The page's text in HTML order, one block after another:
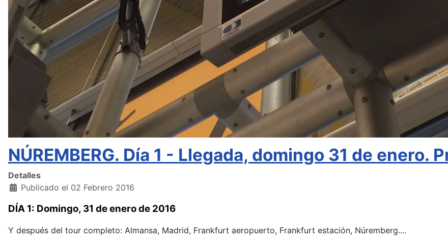
NÚREMBERG. Día 1 - Llegada, domingo 31 de enero.
Detalles
Publicado el 02 Febrero 2016
DÍA 1: Domingo, 31 de enero de 2016
Y después del tour completo: Almansa, Madrid, Frankfurt aeropuerto, Frankfurt estación, Núremberg....